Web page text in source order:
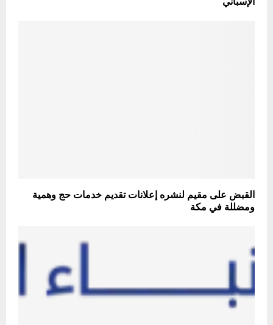
القبض على مقيم لنشره إعلانات تقديم خدمات حج وهمية
ومضللة في مكة